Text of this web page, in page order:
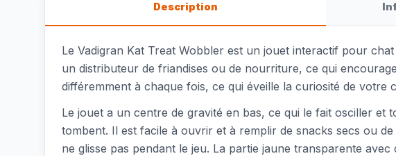
Description
Le Vadigran Kat Treat Wobbler est un jouet interactif pour
un distributeur de friandises ou de nourriture, ce qui
différemment à chaque fois, ce qui éveille la curiosité de votre
Le jouet a un centre de gravité en bas, ce qui le fait osciller
tombent. Il est facile à ouvrir et à remplir de snacks secs ou
ne glisse pas pendant le jeu. La partie jaune transparente